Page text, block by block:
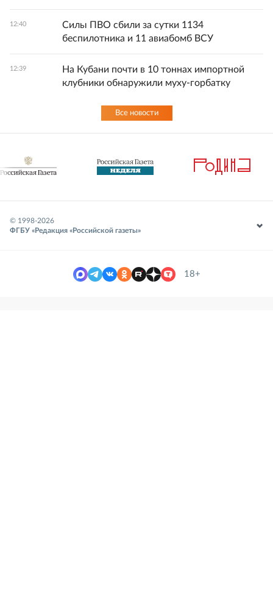
12:40
Силы ПВО сбили за сутки 1134
беспилотника и 11 авиабомб ВСУ
12:39
На Кубани почти в 10 тоннах импортной
клубники обнаружили муху‑горбатку
Все новости
© 1998-2026
ФГБУ «Редакция «Российской газеты»
18+